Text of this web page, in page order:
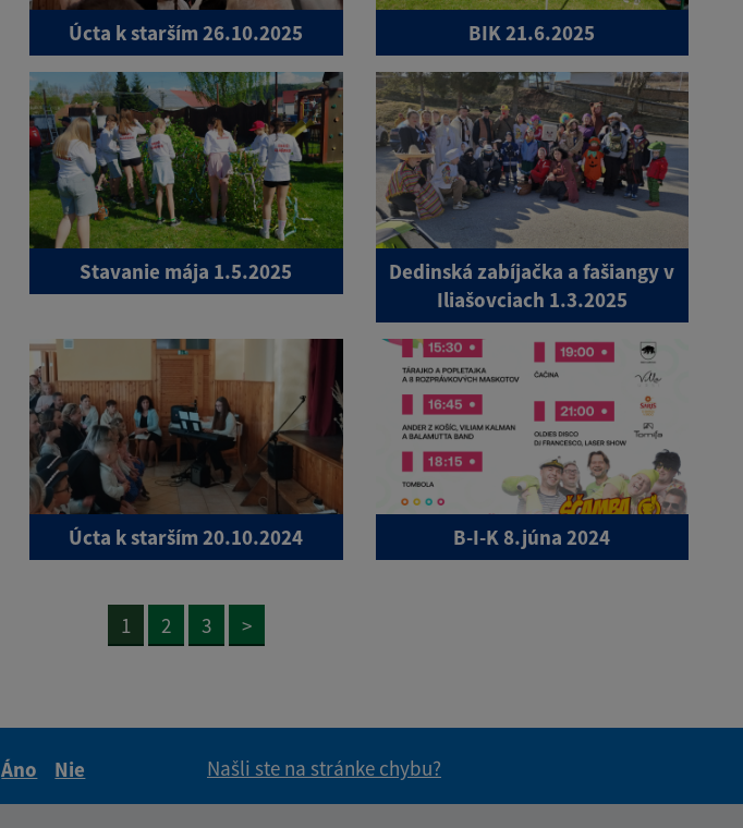
Úcta k starším 26.10.2025 BIK 21.6.2025
Stavanie mája 1.5.2025
Dedinská zabíjačka a fašiangy v
Iliašovciach 1.3.2025
Úcta k starším 20.10.2024 B-I-K 8.júna 2024
1 2 3 >
Áno
Nie
Našli ste na stránke chybu?